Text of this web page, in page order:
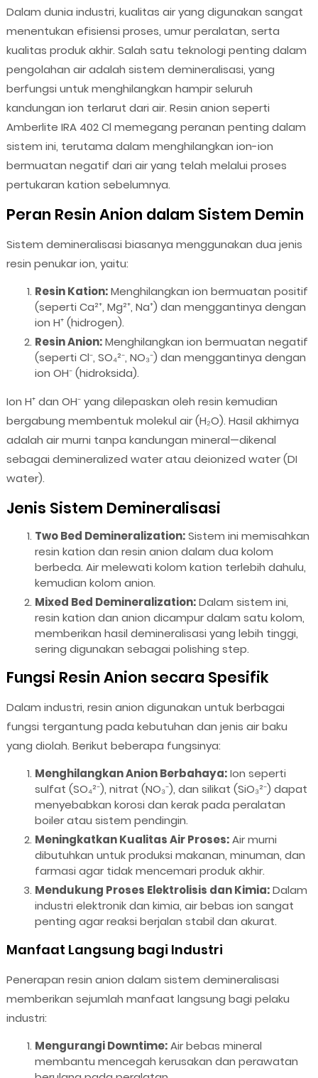
Dalam dunia industri, kualitas air yang digunakan sangat
menentukan efisiensi proses, umur peralatan, serta
kualitas produk akhir. Salah satu teknologi penting dalam
pengolahan air adalah sistem demineralisasi, yang
berfungsi untuk menghilangkan hampir seluruh
kandungan ion terlarut dari air. Resin anion seperti
Amberlite IRA 402 Cl memegang peranan penting dalam
sistem ini, terutama dalam menghilangkan ion-ion
bermuatan negatif dari air yang telah melalui proses
pertukaran kation sebelumnya.
Peran Resin Anion dalam Sistem Demin
Sistem demineralisasi biasanya menggunakan dua jenis
resin penukar ion, yaitu:
Resin Kation:Menghilangkan ion bermuatan positif
(seperti Ca²⁺, Mg²⁺, Na⁺) dan menggantinya dengan
ion H⁺ (hidrogen).
Resin Anion:Menghilangkan ion bermuatan negatif
(seperti Cl⁻, SO₄²⁻, NO₃⁻) dan menggantinya dengan
ion OH⁻ (hidroksida).
Ion H⁺ dan OH⁻ yang dilepaskan oleh resin kemudian
bergabung membentuk molekul air (H₂O). Hasil akhirnya
adalah air murni tanpa kandungan mineral—dikenal
sebagai demineralized water atau deionized water (DI
water).
Jenis Sistem Demineralisasi
Two Bed Demineralization:Sistem ini memisahkan
resin kation dan resin anion dalam dua kolom
berbeda. Air melewati kolom kation terlebih dahulu,
kemudian kolom anion.
Mixed Bed Demineralization:Dalam sistem ini,
resin kation dan anion dicampur dalam satu kolom,
memberikan hasil demineralisasi yang lebih tinggi,
sering digunakan sebagai polishing step.
Fungsi Resin Anion secara Spesifik
Dalam industri, resin anion digunakan untuk berbagai
fungsi tergantung pada kebutuhan dan jenis air baku
yang diolah. Berikut beberapa fungsinya:
Menghilangkan Anion Berbahaya:Ion seperti
sulfat (SO₄²⁻), nitrat (NO₃⁻), dan silikat (SiO₃²⁻) dapat
menyebabkan korosi dan kerak pada peralatan
boiler atau sistem pendingin.
Meningkatkan Kualitas Air Proses:Air murni
dibutuhkan untuk produksi makanan, minuman, dan
farmasi agar tidak mencemari produk akhir.
Mendukung Proses Elektrolisis dan Kimia:Dalam
industri elektronik dan kimia, air bebas ion sangat
penting agar reaksi berjalan stabil dan akurat.
Manfaat Langsung bagi Industri
Penerapan resin anion dalam sistem demineralisasi
memberikan sejumlah manfaat langsung bagi pelaku
industri:
Mengurangi Downtime:Air bebas mineral
membantu mencegah kerusakan dan perawatan